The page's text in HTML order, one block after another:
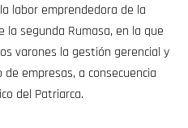
labor emprendedora de la
la segunda Rumasa, en la que
varones la gestión gerencial y
empresas, a consecuencia
del Patriarca.